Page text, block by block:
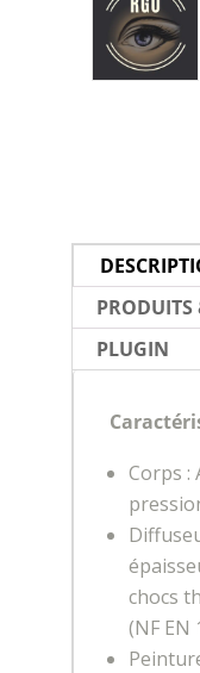
PRODUITS
PLUGIN
Corps :
chocs
(NF EN